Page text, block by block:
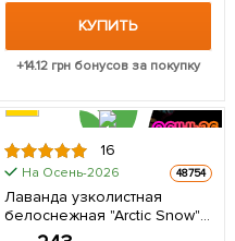
КУПИТЬ
+14.12 грн бонусов за покупку
16
На Осень-2026 48754
Лаванда узколистная
белоснежная "Arctic Snow"
(контейнер Р9) 1 саженец в